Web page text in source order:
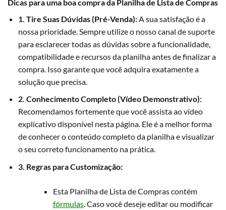
Dicas para uma boa compra da Planilha de Lista de Compras
1. Tire Suas Dúvidas (Pré-Venda):A sua satisfação é a
nossa prioridade. Sempre utilize o nosso canal de suporte
para esclarecer todas as dúvidas sobre a funcionalidade,
compatibilidade e recursos da planilha antes de finalizar a
compra. Isso garante que você adquira exatamente a
solução que precisa.
2. Conhecimento Completo (Vídeo Demonstrativo):
Recomendamos fortemente que você assista ao vídeo
explicativo disponível nesta página. Ele é a melhor forma
de conhecer o conteúdo completo da planilha e visualizar
o seu correto funcionamento na prática.
3. Regras para Customização:
Esta Planilha de Lista de Compras contém
fórmulas. Caso você deseje editar ou modificar